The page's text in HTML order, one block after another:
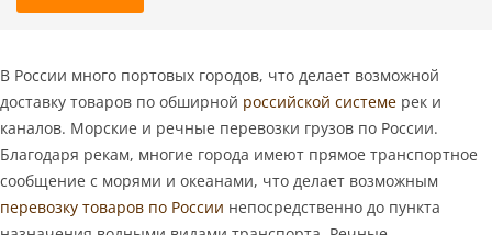
В России много портовых городов, что делает возможной
доставку товаров по обширной российской системе рек и
каналов. Морские и речные перевозки грузов по России.
Благодаря рекам, многие города имеют прямое транспортное
сообщение с морями и океанами, что делает возможным
перевозку товаров по России непосредственно до пункта